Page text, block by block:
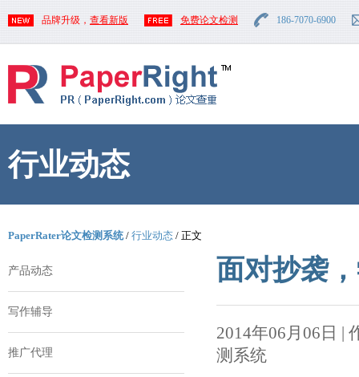
品牌升级， 查看新版 免费论文检测 186-7070-6900
行业动态
PaperRater论文检测系统/ 行业动态 / 正文
产品动态
写作辅导
推广代理
面对抄袭
2014年06月06日 |
测系统